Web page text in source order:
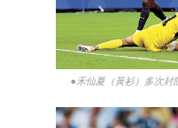
●禾仙夏（黃衫）多次封